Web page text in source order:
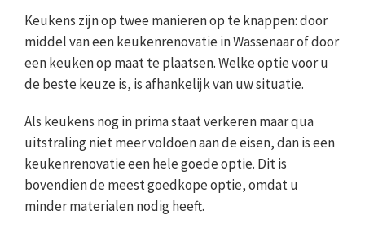
Keukens zijn op twee manieren op te knappen: door
middel van een keukenrenovatie in Wassenaar of door
een keuken op maat te plaatsen. Welke optie voor u
de beste keuze is, is afhankelijk van uw situatie.
Als keukens nog in prima staat verkeren maar qua
uitstraling niet meer voldoen aan de eisen, dan is een
keukenrenovatie een hele goede optie. Dit is
bovendien de meest goedkope optie, omdat u
minder materialen nodig heeft.